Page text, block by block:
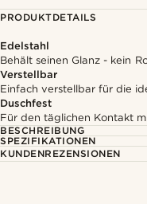
PRODUKTDETAILS
Edelstahl
Behält seinen Glanz - kein
Verstellbar
Einfach verstellbar für die
Duschfest
Für den täglichen Kontakt
BESCHREIBUNG
SPEZIFIKATIONEN
KUNDENREZENSIONEN